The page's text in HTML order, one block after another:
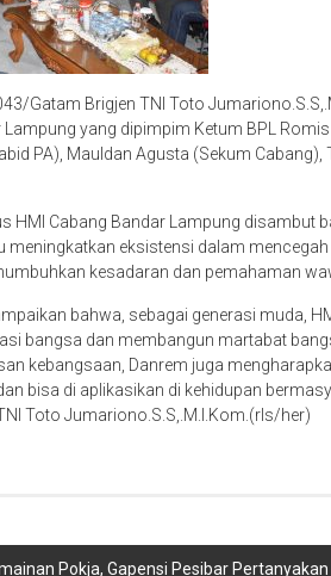
Gatam Brigjen TNI Toto
Lampung yang dipimpim Ketum BPL
PA), Mauldan Agusta (Sekum
HMI Cabang Bandar Lampung disambut
meningkatkan eksistensi dalam
kesadaran dan pemahaman
bahwa, sebagai generasi muda,
bangsa dan membangun martabat
kebangsaan, Danrem juga
bisa di aplikasikan di kehidupan
Toto Jumariono.S.S,.M.I.Kom.(rls/her)
Pokja, Gapensi Pesibar